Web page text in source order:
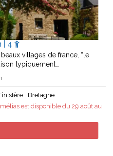
| 4
villages de france, “le
typiquement…
Bretagne
est disponible du 29 août au